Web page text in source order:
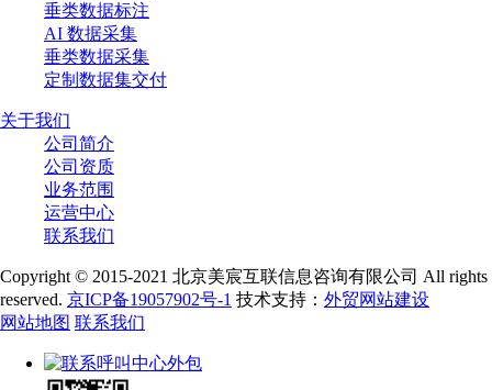
垂类数据标注
AI 数据采集
垂类数据采集
定制数据集交付
关于我们
公司简介
公司资质
业务范围
运营中心
联系我们
Copyright © 2015-2021 北京美宸互联信息咨询有限公司 All rights
reserved. 京ICP备19057902号-1 技术支持： 外贸网站建设
网站地图 联系我们